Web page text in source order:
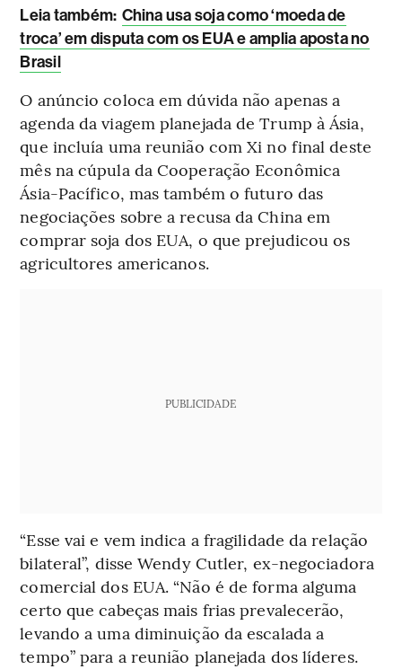
Leia também: China usa soja como ‘moeda de
troca’ em disputa com os EUA e amplia aposta no
Brasil
O anúncio coloca em dúvida não apenas a
agenda da viagem planejada de Trump à Ásia,
que incluía uma reunião com Xi no final deste
mês na cúpula da Cooperação Econômica
Ásia-Pacífico, mas também o futuro das
negociações sobre a recusa da China em
comprar soja dos EUA, o que prejudicou os
agricultores americanos.
PUBLICIDADE
“Esse vai e vem indica a fragilidade da relação
bilateral”, disse Wendy Cutler, ex-negociadora
comercial dos EUA. “Não é de forma alguma
certo que cabeças mais frias prevalecerão,
levando a uma diminuição da escalada a
tempo” para a reunião planejada dos líderes.